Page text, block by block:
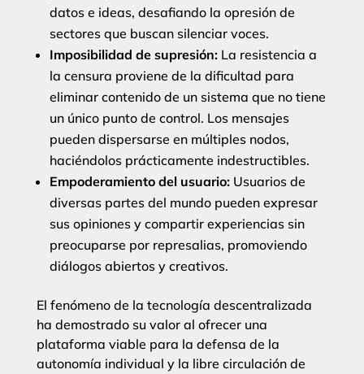
datos e ideas, desafiando la opresión de
sectores que buscan silenciar voces.
Imposibilidad de supresión:La resistencia a
la censura proviene de la dificultad para
eliminar contenido de un sistema que no tiene
un único punto de control. Los mensajes
pueden dispersarse en múltiples nodos,
haciéndolos prácticamente indestructibles.
Empoderamiento del usuario:Usuarios de
diversas partes del mundo pueden expresar
sus opiniones y compartir experiencias sin
preocuparse por represalias, promoviendo
diálogos abiertos y creativos.
El fenómeno de la tecnología descentralizada
ha demostrado su valor al ofrecer una
plataforma viable para la defensa de la
autonomía individual y la libre circulación de